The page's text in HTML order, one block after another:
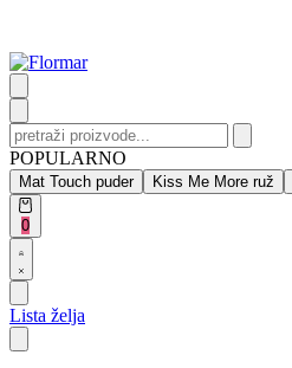
content
Search
for:
POPULARNO
Mat Touch puder Kiss Me More ruž
0Open
cart
Open
Account
details
Lista želja